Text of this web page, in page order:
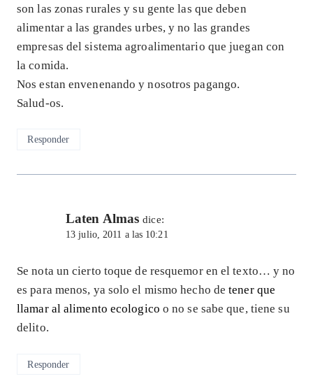
son las zonas rurales y su gente las que deben
alimentar a las grandes urbes, y no las grandes
empresas del sistema agroalimentario que juegan con
la comida.
Nos estan envenenando y nosotros pagango.
Salud-os.
Responder
Laten Almas dice:
13 julio, 2011 a las 10:21
Se nota un cierto toque de resquemor en el texto… y no
es para menos, ya solo el mismo hecho detener que
llamar al alimento ecologico o no se sabe que, tiene su
delito.
Responder